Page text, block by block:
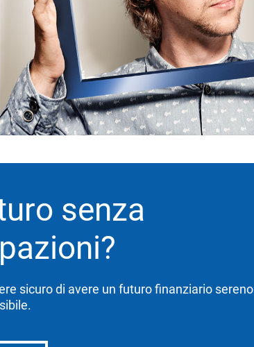
senza
sicuro di avere un futuro finanziario sereno